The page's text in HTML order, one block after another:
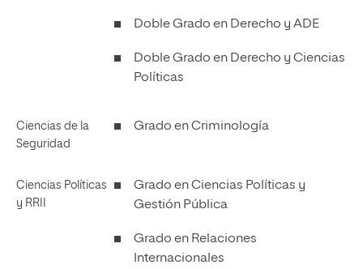
Doble Grado en Derecho y ADE
Doble Grado en Derecho y Ciencias
Políticas
Ciencias de la
Seguridad
Grado en Criminología
Ciencias Políticas
y RRII
Grado en Ciencias Políticas y
Gestión Pública
Grado en Relaciones
Internacionales